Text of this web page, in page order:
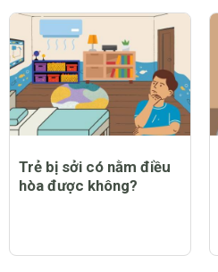
Trẻ bị sởi có nằm điều
hòa được không?